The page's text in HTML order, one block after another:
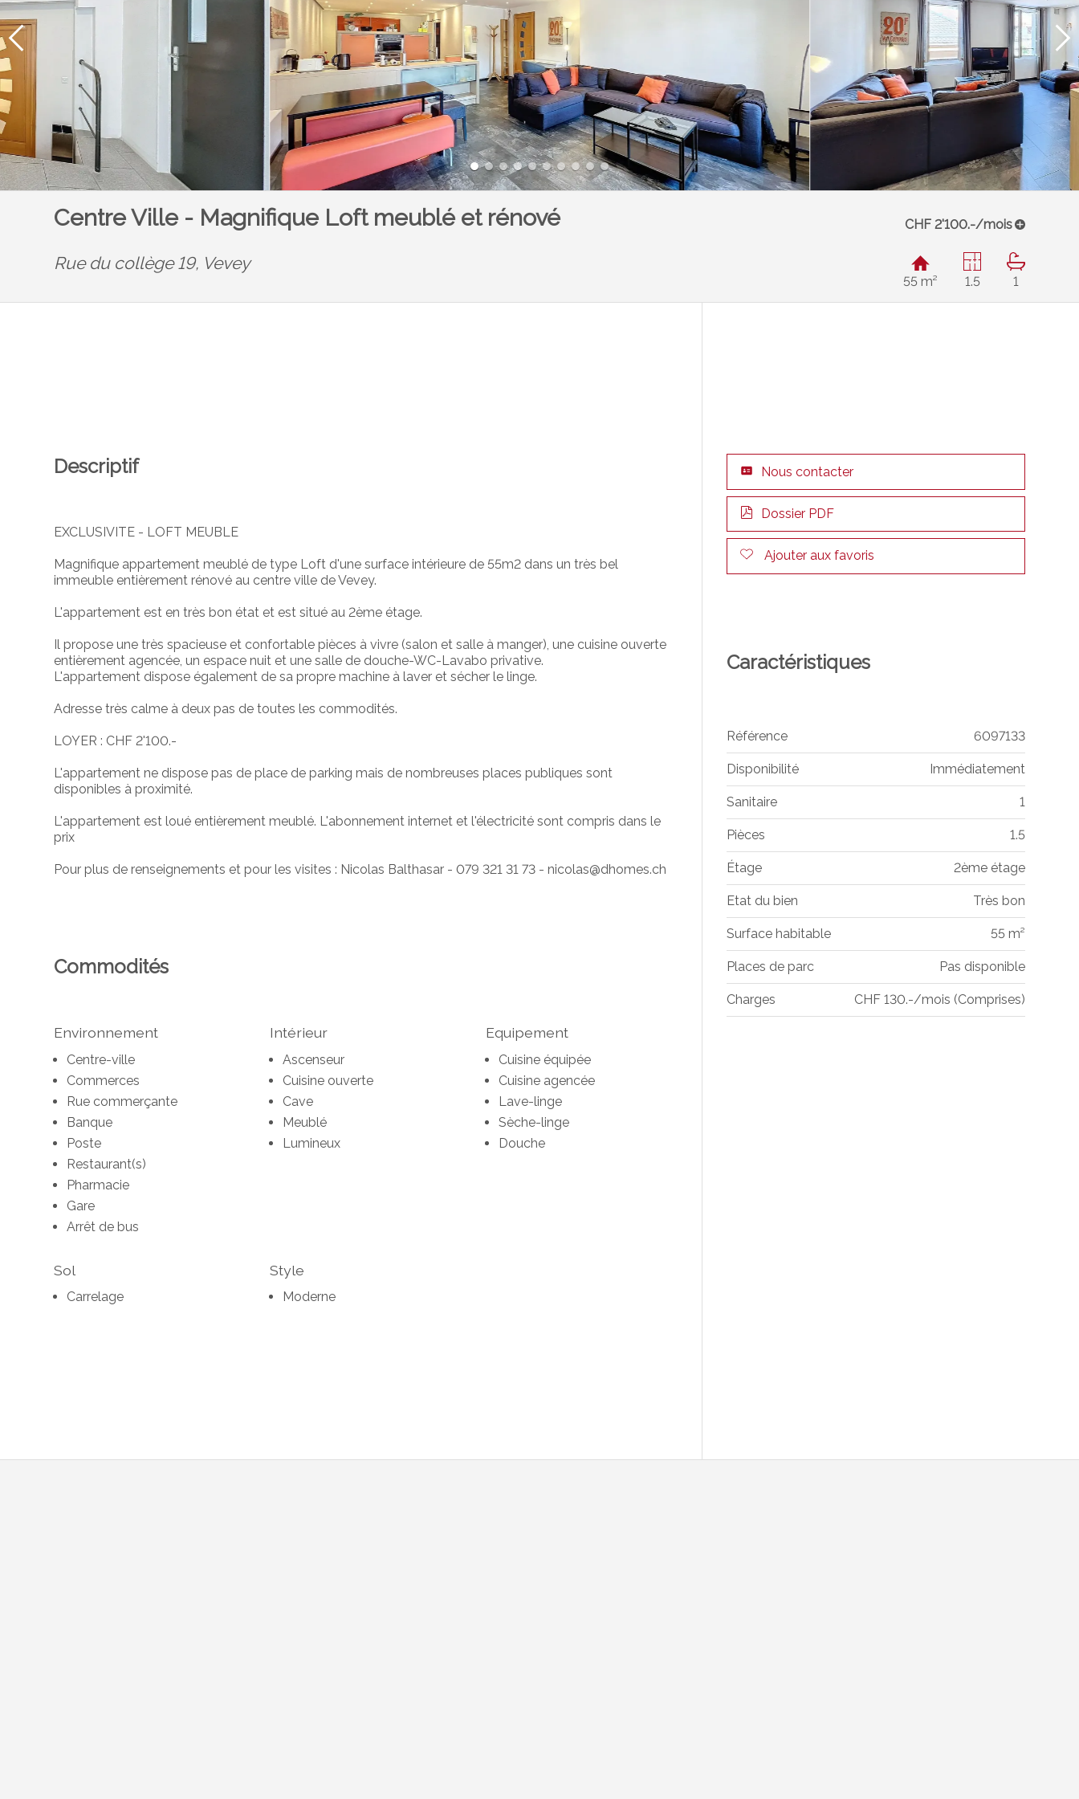
Centre Ville - Magnifique Loft meublé et rénové CHF 2'100.-/mois
Rue du collège 19, Vevey
55 m² 1.5 1
Descriptif
EXCLUSIVITE - LOFT MEUBLE
Magnifique appartement meublé de type Loft d'une surface intérieure de 55m2 dans un très bel
immeuble entièrement rénové au centre ville de Vevey.
L'appartement est en très bon état et est situé au 2ème étage.
Il propose une très spacieuse et confortable pièces à vivre (salon et salle à manger), une cuisine ouverte
entièrement agencée, un espace nuit et une salle de douche-WC-Lavabo privative.
L'appartement dispose également de sa propre machine à laver et sécher le linge.
Adresse très calme à deux pas de toutes les commodités.
LOYER : CHF 2'100.-
L'appartement ne dispose pas de place de parking mais de nombreuses places publiques sont
disponibles à proximité.
L'appartement est loué entièrement meublé. L'abonnement internet et l'électricité sont compris dans le
prix
Pour plus de renseignements et pour les visites : Nicolas Balthasar - 079 321 31 73 - nicolas@dhomes.ch
Commodités
Environnement
Centre-ville
Commerces
Rue commerçante
Banque
Poste
Restaurant(s)
Pharmacie
Gare
Arrêt de bus
Intérieur
Ascenseur
Cuisine ouverte
Cave
Meublé
Lumineux
Equipement
Cuisine équipée
Cuisine agencée
Lave-linge
Sèche-linge
Douche
Sol
Carrelage
Style
Moderne
Nous contacter
Dossier PDF
Ajouter aux favoris
Caractéristiques
Référence 6097133
Disponibilité Immédiatement
Sanitaire 1
Pièces 1.5
Étage 2ème étage
Etat du bien Très bon
Surface habitable 55 m²
Places de parc Pas disponible
Charges CHF 130.-/mois (Comprises)